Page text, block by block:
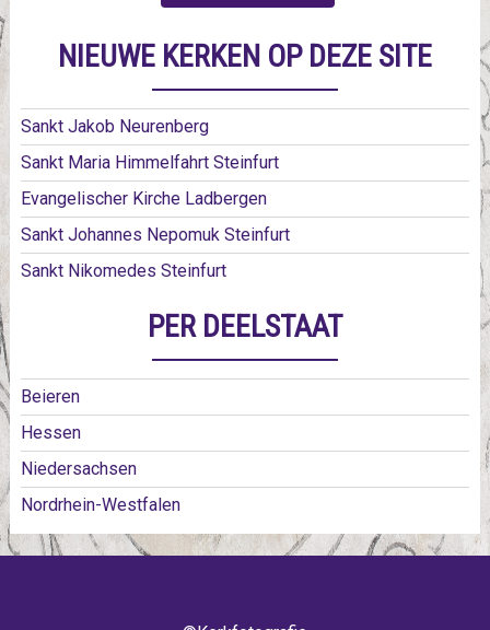
NIEUWE KERKEN OP DEZE SITE
Sankt Jakob Neurenberg
Sankt Maria Himmelfahrt Steinfurt
Evangelischer Kirche Ladbergen
Sankt Johannes Nepomuk Steinfurt
Sankt Nikomedes Steinfurt
PER DEELSTAAT
Beieren
Hessen
Niedersachsen
Nordrhein-Westfalen